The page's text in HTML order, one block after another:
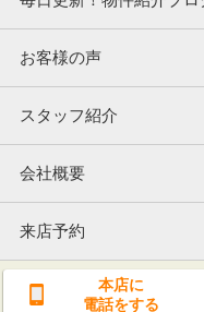
お客様の声
スタッフ紹介
会社概要
来店予約
本店に
電話をする